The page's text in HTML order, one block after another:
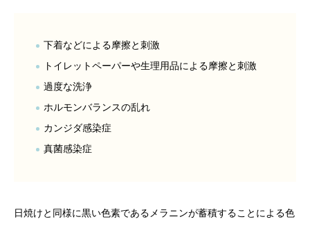
下着などによる摩擦と刺激
トイレットペーパーや生理用品による摩擦と刺激
過度な洗浄
ホルモンバランスの乱れ
カンジダ感染症
真菌感染症
日焼けと同様に黒い色素であるメラニンが蓄積することによる色